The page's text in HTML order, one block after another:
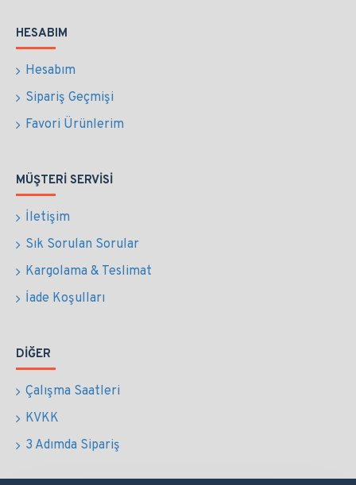
HESABIM
Hesabım
Sipariş Geçmişi
Favori Ürünlerim
MÜŞTERI SERVISI
İletişim
Sık Sorulan Sorular
Kargolama & Teslimat
İade Koşulları
DIĞER
Çalışma Saatleri
KVKK
3 Adımda Sipariş